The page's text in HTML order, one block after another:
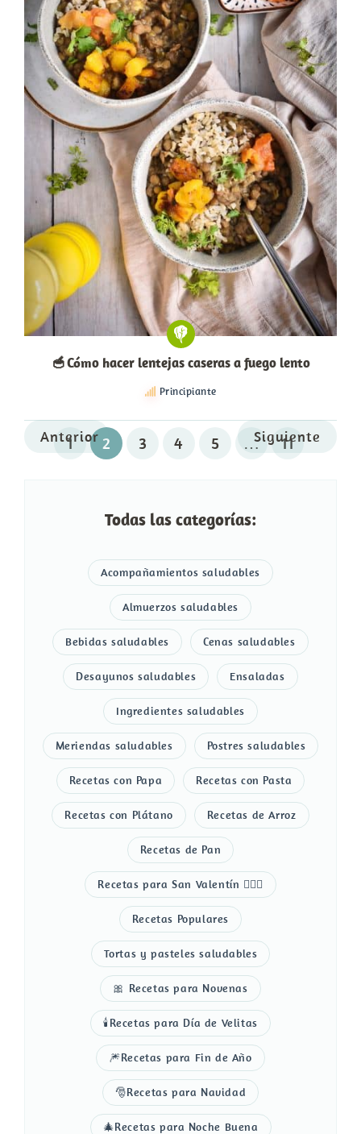
🥣 Cómo hacer lentejas caseras a fuego lento
Principiante
Anterior
1 2 3 4 5 … 11
Siguiente
Todas las categorías:
Acompañamientos saludables
Almuerzos saludables
Bebidas saludables Cenas saludables
Desayunos saludables Ensaladas
Ingredientes saludables
Meriendas saludables Postres saludables
Recetas con Papa Recetas con Pasta
Recetas con Plátano Recetas de Arroz
Recetas de Pan
Recetas para San Valentín 👩‍❤️‍👨
Recetas Populares
Tortas y pasteles saludables
🎀 Recetas para Novenas
🕯️Recetas para Día de Velitas
🎆Recetas para Fin de Año
🎅Recetas para Navidad
🎄Recetas para Noche Buena